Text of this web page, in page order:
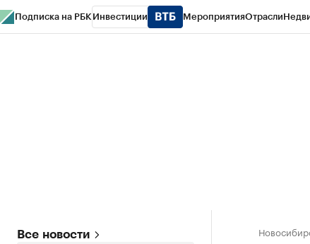
Подписка на РБК Инвестиции МероприятияОтрасли
Все новости